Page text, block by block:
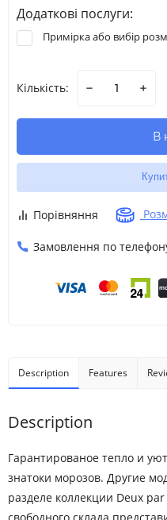
Додаткові послуги:
Примірка або вибір
Кількість:
В
Порівняння
Замовлення по
Description Features
Description
Гарантированое тепло и
знатоки морозов. Другие
разделе коллекции Deux